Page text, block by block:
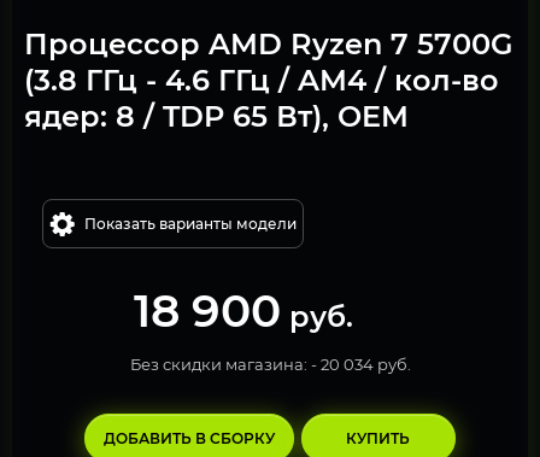
Процессор AMD Ryzen 7 5700G
(3.8 ГГц - 4.6 ГГц / AM4 / кол-во
ядер: 8 / TDP 65 Вт), OEM
Показать варианты модели
18 900 руб.
Без скидки магазина: -20 034 руб.
ДОБАВИТЬ В СБОРКУ КУПИТЬ